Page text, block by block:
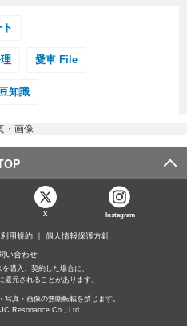
愛車 File
知識
・画像
X Instagram
利用規約 個人情報保護方針
い合わせ
購入、契約した場合に、
元されることがあります。
真・画像の無断転載を禁じます。
Resonance Co., Ltd.